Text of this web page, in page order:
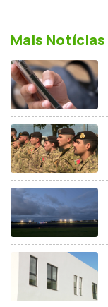
Mais Notícias